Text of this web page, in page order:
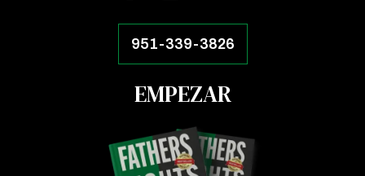
951-339-3826
EMPEZAR